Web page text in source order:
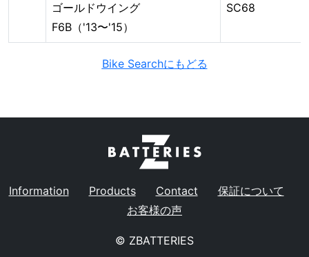
ゴールドウイング
F6B（'13〜'15）
SC68
Bike Searchに もどる
Information Products Contact
保証について
お客様の声
© ZBATTERIES